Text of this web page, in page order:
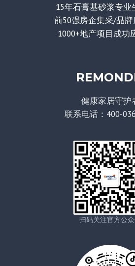
15年石膏基砂浆专业
前50强房企集采/品
1000+地产项目成功
健康家居守护
联系电话：400-
扫码关注官方公